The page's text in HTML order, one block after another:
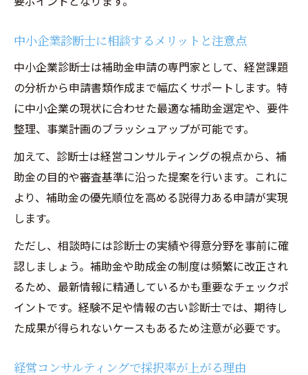
中小企業診断士に相談するメリットと注意点
中小企業診断士は補助金申請の専門家として、経営課題
の分析から申請書類作成まで幅広くサポートします。特
に中小企業の現状に合わせた最適な補助金選定や、要件
整理、事業計画のブラッシュアップが可能です。
加えて、診断士は経営コンサルティングの視点から、補
助金の目的や審査基準に沿った提案を行います。これに
より、補助金の優先順位を高める説得力ある申請が実現
します。
ただし、相談時には診断士の実績や得意分野を事前に確
認しましょう。補助金や助成金の制度は頻繁に改正され
るため、最新情報に精通しているかも重要なチェックポ
イントです。経験不足や情報の古い診断士では、期待し
た成果が得られないケースもあるため注意が必要です。
経営コンサルティングで採択率が上がる理由